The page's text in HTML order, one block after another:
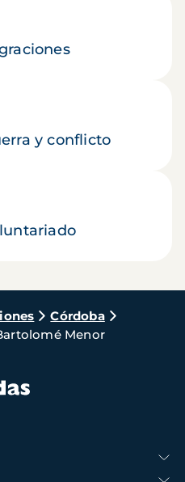
y conflicto
Córdoba
Menor